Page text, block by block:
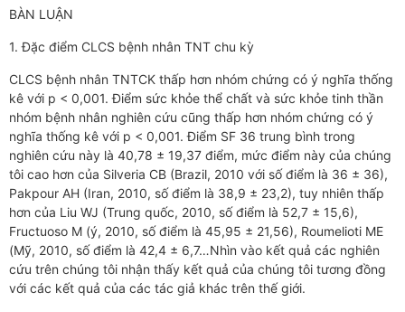
BÀN LUẬN
1. Đặc điểm CLCS bệnh nhân TNT chu kỳ
CLCS bệnh nhân TNTCK thấp hơn nhóm chứng có ý nghĩa thống
kê với p < 0,001. Điểm sức khỏe thể chất và sức khỏe tinh thần
nhóm bệnh nhân nghiên cứu cũng thấp hơn nhóm chứng có ý
nghĩa thống kê với p < 0,001. Điểm SF 36 trung bình trong
nghiên cứu này là 40,78 ± 19,37 điểm, mức điểm này của chúng
tôi cao hơn của Silveria CB (Brazil, 2010 với số điểm là 36 ± 36),
Pakpour AH (Iran, 2010, số điểm là 38,9 ± 23,2), tuy nhiên thấp
hơn của Liu WJ (Trung quốc, 2010, số điểm là 52,7 ± 15,6),
Fructuoso M (ý, 2010, số điểm là 45,95 ± 21,56), Roumelioti ME
(Mỹ, 2010, số điểm là 42,4 ± 6,7…Nhìn vào kết quả các nghiên
cứu trên chúng tôi nhận thấy kết quả của chúng tôi tương đồng
với các kết quả của các tác giả khác trên thế giới.